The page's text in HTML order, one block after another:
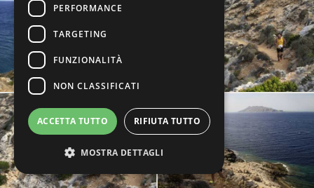
PERFORMANCE
TARGETING
FUNZIONALITÀ
NON CLASSIFICATI
ACCETTA TUTTO RIFIUTA TUTTO
MOSTRA DETTAGLI